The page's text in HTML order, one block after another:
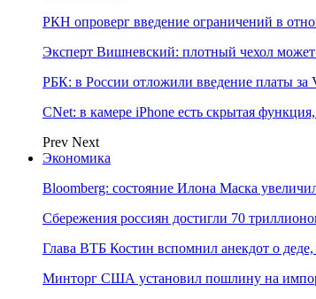
РКН опроверг введение ограничений в
Эксперт Вишневский: плотный чехол может
РБК: в России отложили введение платы за
CNet: в камере iPhone есть скрытая
Prev Next
Экономика
Bloomberg: состояние Илона Маска
Сбережения россиян достигли 70
Глава ВТБ Костин вспомнил анекдот о
Минторг США установил пошлину на